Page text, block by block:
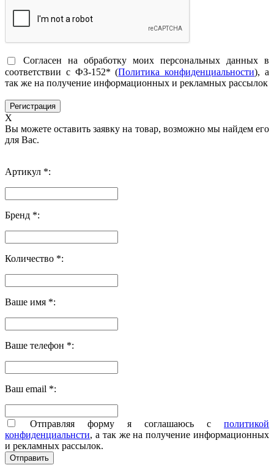
Согласен на обработку моих персональных данных в
соответствии с ФЗ-152* (Политика конфиденциальности), а
так же на получение информационных и рекламных рассылок
X
Вы можете оставить заявку на товар, возможно мы найдем его
для Вас.
Артикул *:
Бренд *:
Количество *:
Ваше имя *:
Ваше телефон *:
Ваш email *:
Отправляя форму я соглашаюсь с политикой
конфиденциальнсти, а так же на получение информационных
и рекламных рассылок.